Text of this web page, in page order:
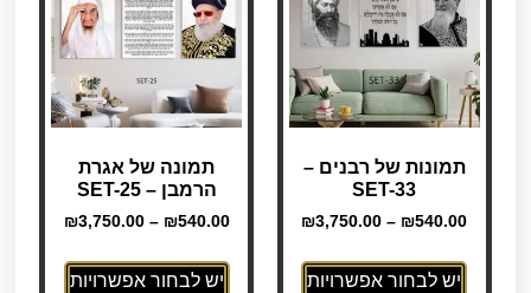
תמונות של רבנים –
SET-33
₪540.00
–
₪3,750.00
יש לבחור אפשרויות
תמונה של אגרת
הרמבן – SET-25
₪540.00
–
₪3,750.00
יש לבחור אפשרויות